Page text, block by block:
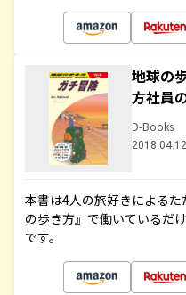
地球の
方社員
D-Books
本書は4人の旅好きによる
の歩き方』で働いているだ
です。